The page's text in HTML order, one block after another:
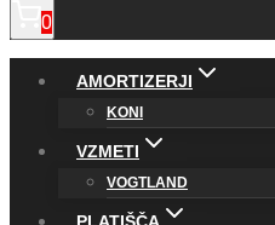
0
AMORTIZERJI
KONI
VZMETI
VOGTLAND